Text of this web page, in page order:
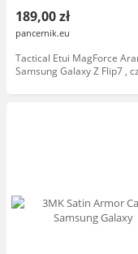
189,00 zł
pancernik.eu
Tactical Etui MagForce
Samsung Galaxy Z Flip7 ,